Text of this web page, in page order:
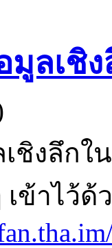
ลเชิง
ชิงลึกใ
ข้าไว้ด้